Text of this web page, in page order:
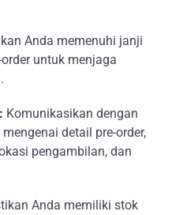
Anda memenuhi janji
untuk menjaga
Komunikasikan dengan
detail pre-order,
pengambilan, dan
Anda memiliki stok